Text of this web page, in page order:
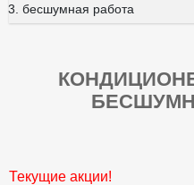
бесшумная работа
Текущие акции!